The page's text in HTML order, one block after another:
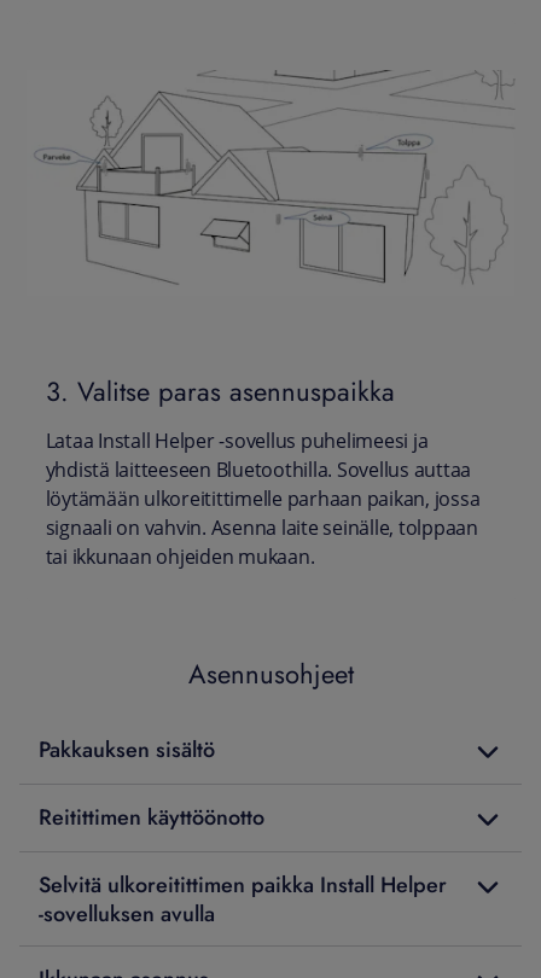
3. Valitse paras asennuspaikka
Lataa Install Helper -sovellus puhelimeesi ja
yhdistä laitteeseen Bluetoothilla. Sovellus auttaa
löytämään ulkoreitittimelle parhaan paikan, jossa
signaali on vahvin. Asenna laite seinälle, tolppaan
tai ikkunaan ohjeiden mukaan.
Asennusohjeet
Pakkauksen sisältö
Reitittimen käyttöönotto
Selvitä ulkoreitittimen paikka Install Helper
-sovelluksen avulla